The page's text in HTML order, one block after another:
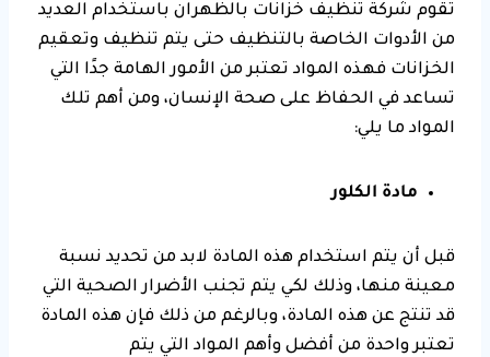
تقوم شركة تنظيف خزانات بالظهران باستخدام العديد
من الأدوات الخاصة بالتنظيف حتى يتم تنظيف وتعقيم
الخزانات فهذه المواد تعتبر من الأمور الهامة جدًا التي
تساعد في الحفاظ على صحة الإنسان، ومن أهم تلك
المواد ما يلي:
مادة الكلور
قبل أن يتم استخدام هذه المادة لابد من تحديد نسبة
معينة منها، وذلك لكي يتم تجنب الأضرار الصحية التي
قد تنتج عن هذه المادة، وبالرغم من ذلك فإن هذه المادة
تعتبر واحدة من أفضل وأهم المواد التي يتم